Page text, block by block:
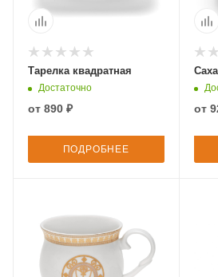
Тарелка квадратная
Достаточно
от 890 ₽
ПОДРОБНЕЕ
от